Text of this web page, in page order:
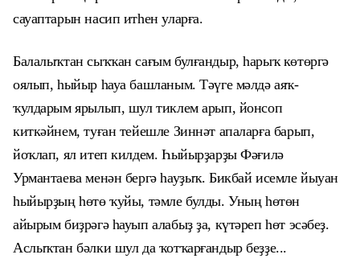
сауаптарын насип итһен уларға.
Балалыҡтан сыҡҡан сағым булғандыр, һарыҡ көтөргә
оялып, һыйыр һауа башланым. Тәүге мәлдә аяҡ-
ҡулдарым ярылып, шул тиклем арып, йонсоп
киткәйнем, туған тейешле Зиннәт апаларға барып,
йоҡлап, ял итеп килдем. Һыйырҙарҙы Фәғилә
Урмантаева менән бергә һауҙыҡ. Бикбай исемле йыуан
һыйырҙың һөтө ҡуйы, тәмле булды. Уның һөтөн
айырым биҙрәгә һауып алабыҙ ҙа, күтәреп һөт эсәбеҙ.
Аслыҡтан бәлки шул да ҡотҡарғандыр беҙҙе...